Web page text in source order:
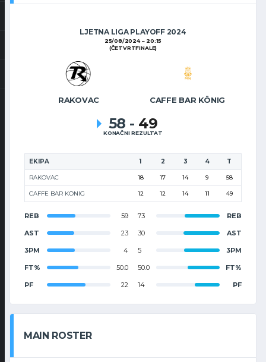
LJETNA LIGA PLAYOFF 2024
25/08/2024
20:15
(ČETVRTFINALE)
RAKOVAC CAFFE BAR KÖNIG
58 - 49
KONAČNI REZULTAT
EKIPA 1 2 3 4 T
RAKOVAC 18 17 14 9 58
CAFFE BAR KÖNIG 12 12 14 11 49
REB 59
AST 23
3PM 4
FT% 50.0
PF 22
73 REB
30 AST
5 3PM
50.0 FT%
14 PF
MAIN ROSTER